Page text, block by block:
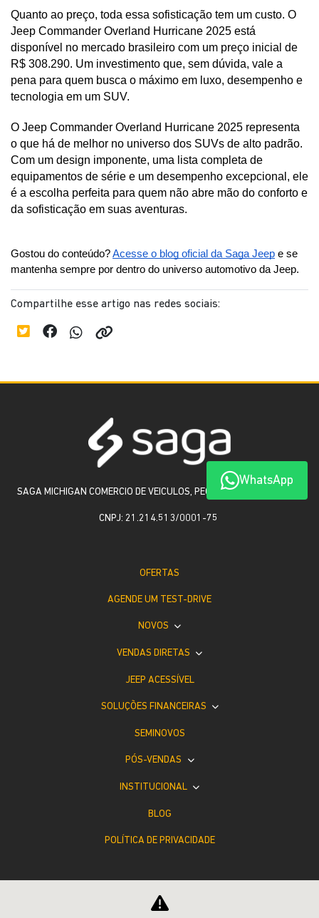
Quanto ao preço, toda essa sofisticação tem um custo. O
Jeep Commander Overland Hurricane 2025 está
disponível no mercado brasileiro com um preço inicial de
R$ 308.290. Um investimento que, sem dúvida, vale a
pena para quem busca o máximo em luxo, desempenho e
tecnologia em um SUV.
O Jeep Commander Overland Hurricane 2025 representa
o que há de melhor no universo dos SUVs de alto padrão.
Com um design imponente, uma lista completa de
equipamentos de série e um desempenho excepcional, ele
é a escolha perfeita para quem não abre mão do conforto e
da sofisticação em suas aventuras.
Gostou do conteúdo? Acesse o blog oficial da Saga Jeep e se
mantenha sempre por dentro do universo automotivo da Jeep.
Compartilhe esse artigo nas redes sociais:
WhatsApp
SAGA MICHIGAN COMERCIO DE VEICULOS, PECAS E SERVICOS LTDA
CNPJ: 21.214.513/0001-75
OFERTAS
AGENDE UM TEST-DRIVE
NOVOS
VENDAS DIRETAS
JEEP ACESSÍVEL
SOLUÇÕES FINANCEIRAS
SEMINOVOS
PÓS-VENDAS
INSTITUCIONAL
BLOG
POLÍTICA DE PRIVACIDADE